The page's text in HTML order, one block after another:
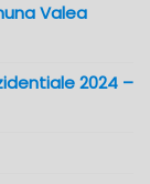
Valea
2024 –